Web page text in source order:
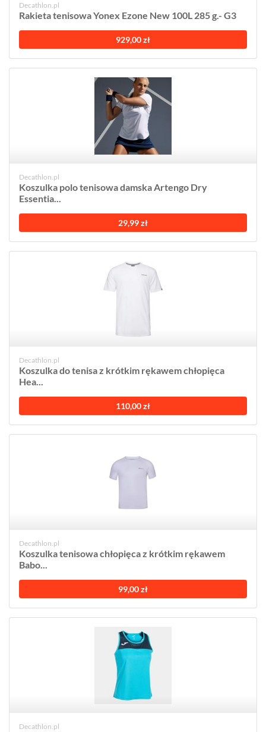
Decathlon.pl
Rakieta tenisowa Yonex Ezone New 100L 285 g.- G3
929,00 zł
Decathlon.pl
Koszulka polo tenisowa damska Artengo Dry
Essentia...
29,99 zł
Decathlon.pl
Koszulka do tenisa z krótkim rękawem chłopięca
Hea...
110,00 zł
Decathlon.pl
Koszulka tenisowa chłopięca z krótkim rękawem
Babo...
99,00 zł
Decathlon.pl